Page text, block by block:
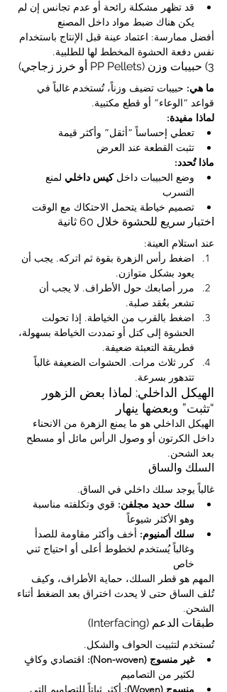
قد تظهر مشكلة رائحة أو عدم تجانس إن لم
يكن هناك ضبط مواد داخل المصنع
أفضل ممارسة: اعتماد عينة قبل الإنتاج باستخدام
نفس دفعة الحشوة المخطط لها للطلبية.
3) حبيبات وزن (PP Pellets أو خرز زجاجي)
ما هي: حبيبات تضيف وزناً، تُستخدم غالباً في
قواعد “الوعاء” أو قطع مكتبية.
لماذا مفيدة:
تعطي إحساساً “أثقل” وأكثر قيمة
تثبت القطعة عند العرض
ماذا تُحدد:
وضع الحبيبات داخل كيس داخلي لمنع
التسرب
تصميم خياطة يتحمل الاحتكاك مع الوقت
اختبار سريع للحشوة خلال 60 ثانية
عند استلام العينة:
اضغط رأس الزهرة بقوة ثم اتركه. يجب أن
يعود بشكل متوازن.
مرر أصابعك حول الأطراف. لا يجب أن
تشعر بعُقد صلبة.
اضغط بالقرب من الخياطة. إذا تحولت
الحشوة إلى كتل أو تمددت الخياطة بسهولة،
فطريقة التعبئة ضعيفة.
كرر ثلاث مرات. الحشوات الضعيفة غالباً
تتدهور بسرعة.
الهيكل الداخلي: لماذا بعض الزهور
“تثبت” وبعضها ينهار
الهيكل الداخلي هو ما يمنع الزهرة من الانحناء
داخل الكرتون أو وصول الرأس مائل أو مسطح
بعد الشحن.
السلك والساق
غالباً يوجد سلك داخلي في الساق.
سلك حديد مجلفن: قوي وتكلفته مناسبة
وهو الأكثر شيوعاً
سلك ألمنيوم: أخف وأكثر مقاومة للصدأ
وغالباً يُستخدم لخطوط أعلى أو احتياج ثني
خاص
المهم هو قطر السلك، حماية الأطراف، وكيف
تُلف الساق حتى لا يحدث اختراق بعد الضغط أثناء
الشحن.
طبقات الدعم (Interfacing)
تُستخدم لتثبيت الحواف والشكل.
غير منسوج (Non-woven):
اقتصادي وكافٍ
لكثير من التصاميم
منسوج (Woven):
أكثر ثباتاً للتصاميم التي